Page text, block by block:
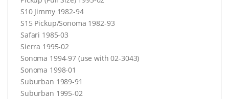
S10 Jimmy 1982-94
S15 Pickup/Sonoma 1982-93
Safari 1985-03
Sierra 1995-02
Sonoma 1994-97 (use with 02-3043)
Sonoma 1998-01
Suburban 1989-91
Suburban 1995-02